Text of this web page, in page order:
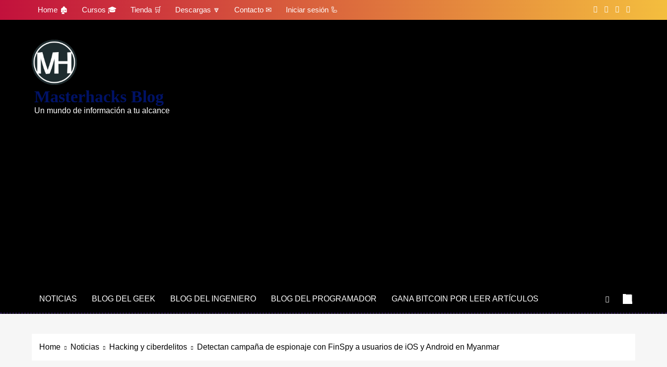
Home 🏚 Cursos 🎓 Tienda 🛒 Descargas 🔽 Contacto ✉ Iniciar sesión 🦾
Masterhacks Blog
Un mundo de información a tu alcance
NOTICIAS BLOG DEL GEEK BLOG DEL INGENIERO BLOG DEL PROGRAMADOR GANA BITCOIN POR LEER ARTÍCULOS
Home Noticias Hacking y ciberdelitos Detectan campaña de espionaje con FinSpy a usuarios de iOS y Android en Myanmar